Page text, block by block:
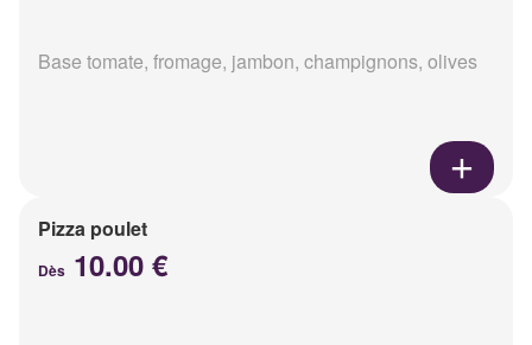
Base tomate, fromage, jambon, champignons, olives
Pizza poulet
Dès 10.00 €